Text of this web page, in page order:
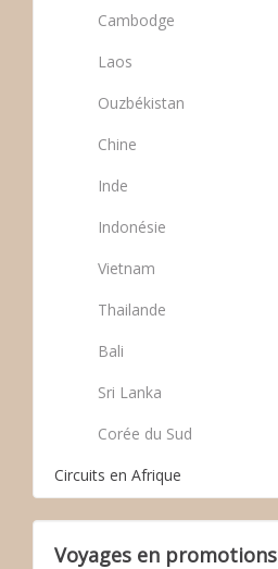
Cambodge
Laos
Ouzbékistan
Chine
Inde
Indonésie
Vietnam
Thailande
Bali
Sri Lanka
Corée du Sud
Circuits en Afrique
Voyages en promotions